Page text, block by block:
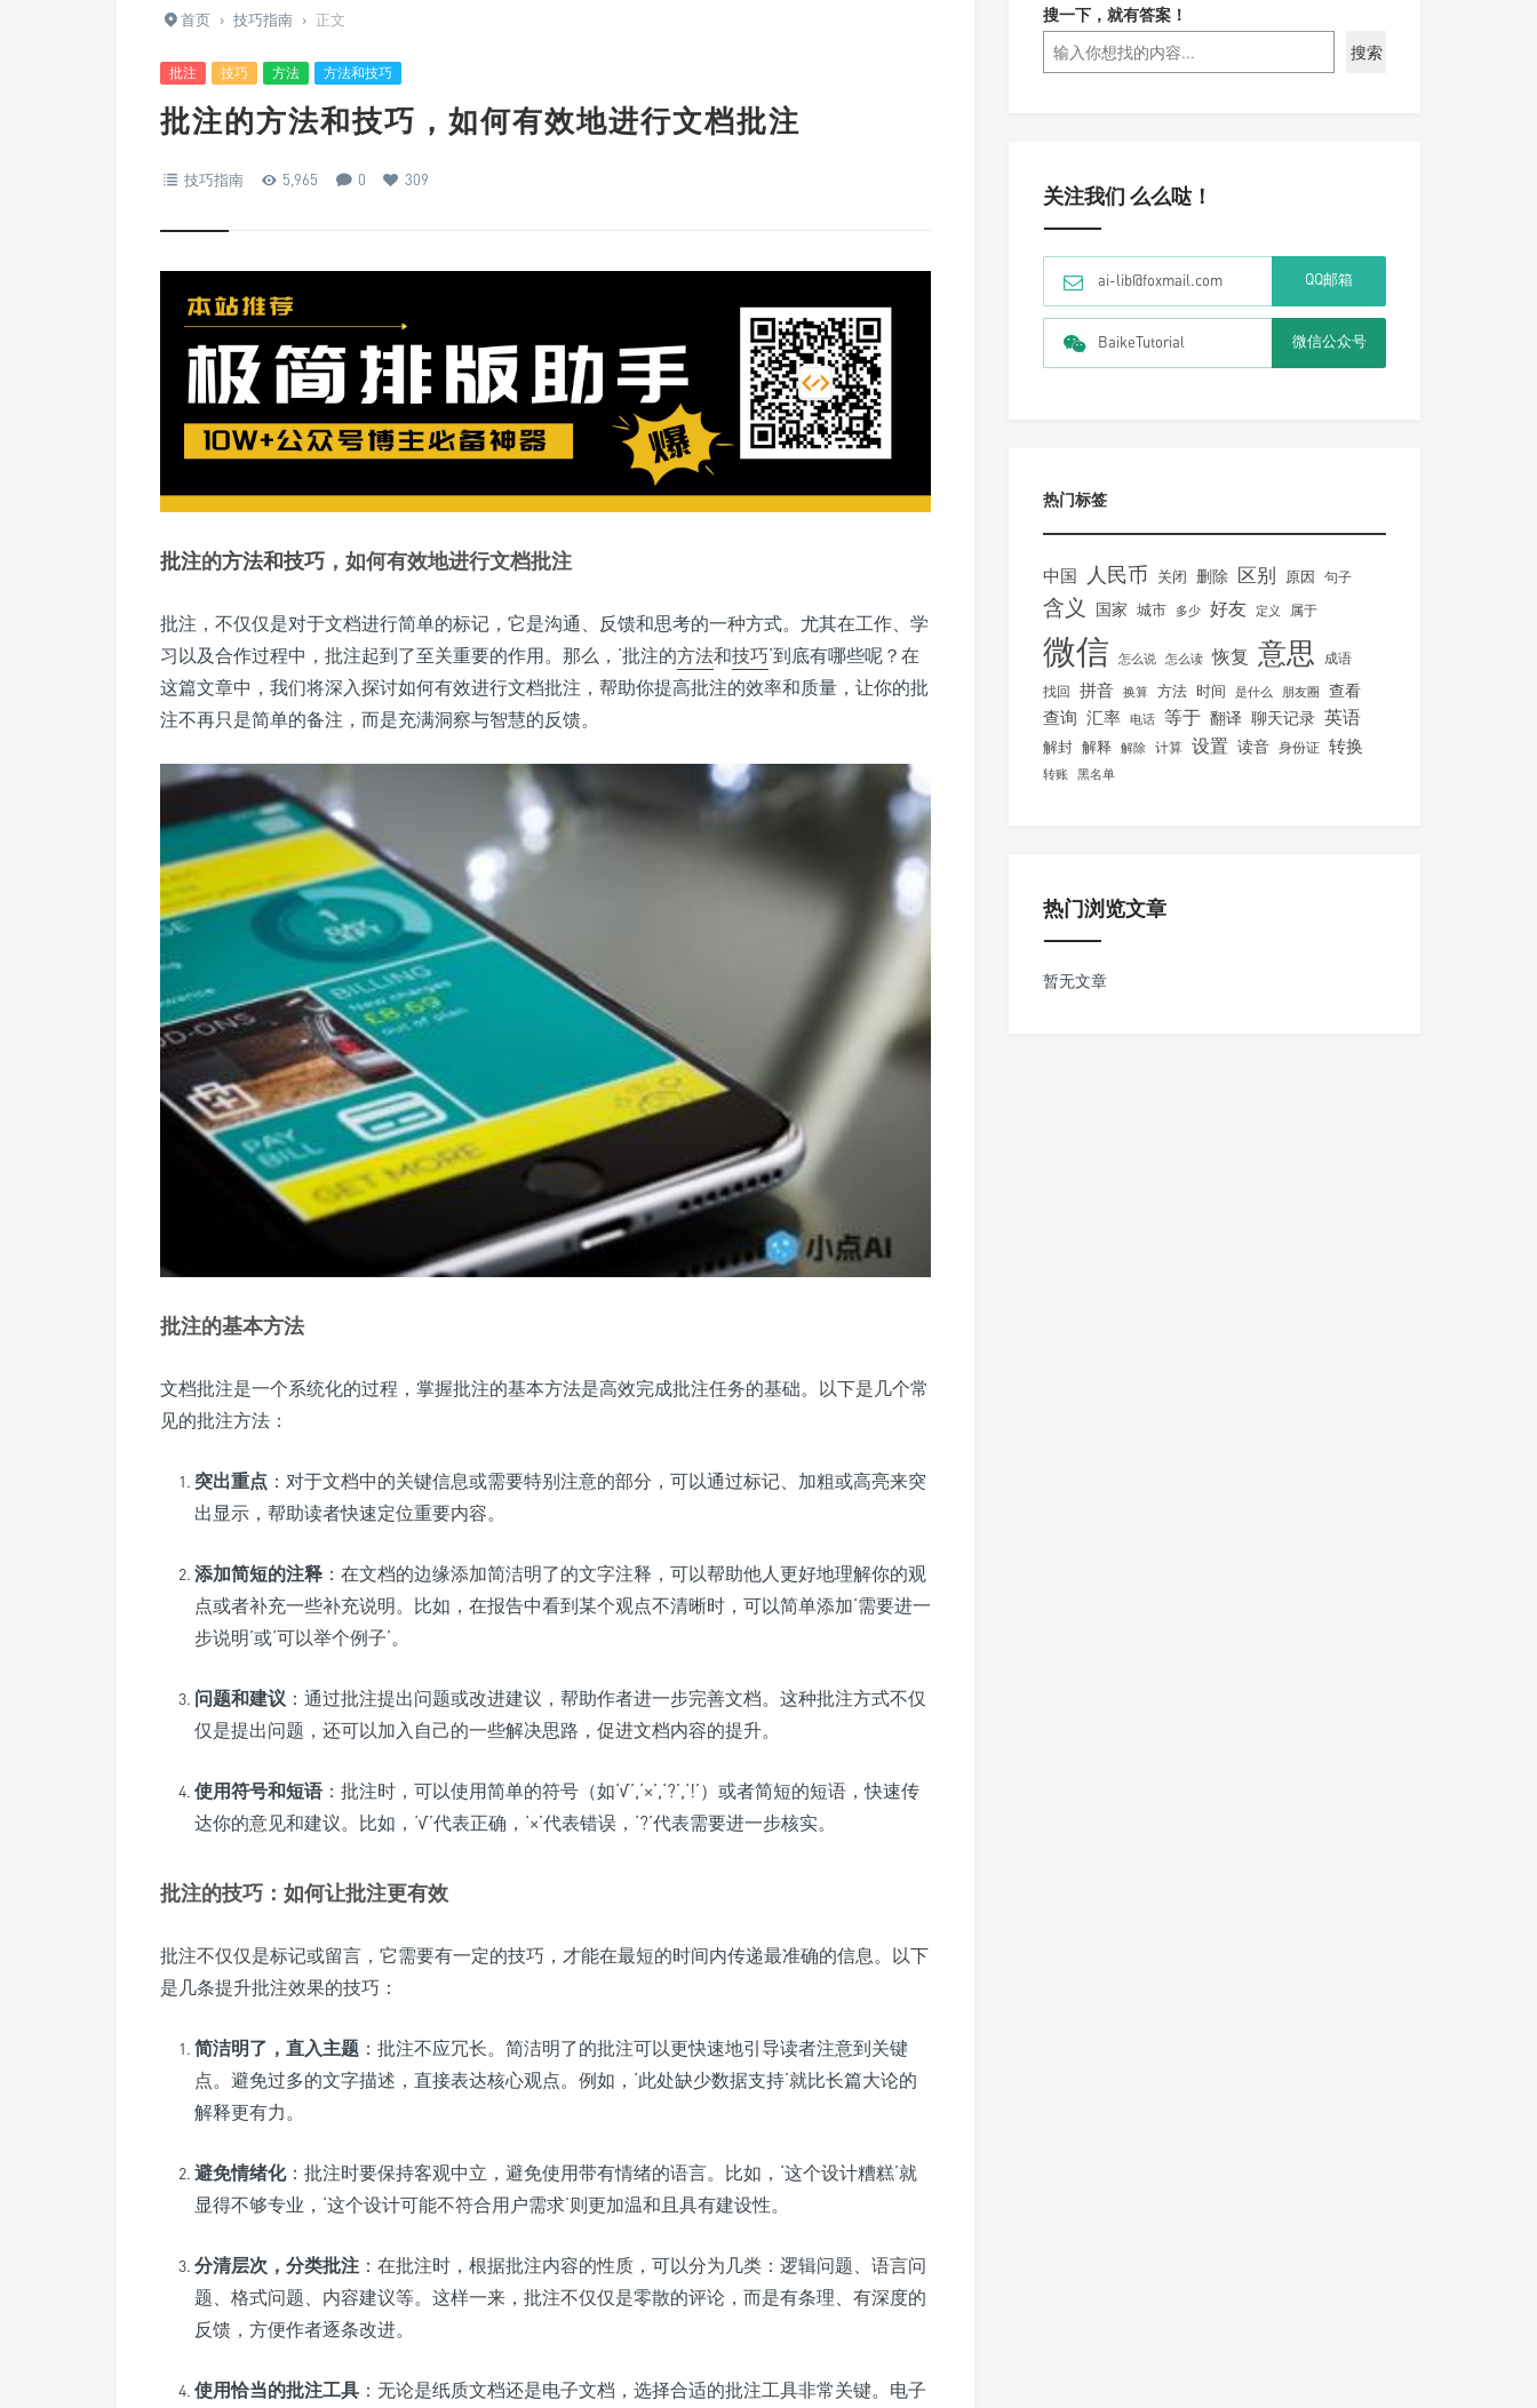
首页 › 技巧指南 › 正文
批注 技巧 方法 方法和技巧
批注的方法和技巧，如何有效地进行文档批注
技巧指南 5,965 0 309
批注的方法和技巧 ，如何有效地进行文档批注
批注，不仅仅是对于文档进行简单的标记，它是沟通、反馈和思考的一种方式。尤其在工作、学
习以及合作过程中，批注起到了至关重要的作用。那么，‘批注的方法和技巧’到底有哪些呢？在
这篇文章中，我们将深入探讨如何有效进行文档批注，帮助你提高批注的效率和质量，让你的批
注不再只是简单的备注，而是充满洞察与智慧的反馈。
批注的基本方法
文档批注是一个系统化的过程，掌握批注的基本方法是高效完成批注任务的基础。以下是几个常
见的批注方法：
突出重点 ：对于文档中的关键信息或需要特别注意的部分，可以通过标记、加粗或高亮来突
出显示，帮助读者快速定位重要内容。
添加简短的注释 ：在文档的边缘添加简洁明了的文字注释，可以帮助他人更好地理解你的观
点或者补充一些补充说明。比如，在报告中看到某个观点不清晰时，可以简单添加‘需要进一
步说明’或‘可以举个例子’。
问题和建议 ：通过批注提出问题或改进建议，帮助作者进一步完善文档。这种批注方式不仅
仅是提出问题，还可以加入自己的一些解决思路，促进文档内容的提升。
使用符号和短语 ：批注时，可以使用简单的符号（如‘√’,‘×’,‘?’,‘!’）或者简短的短语，快速传
达你的意见和建议。比如，‘√’代表正确，‘×’代表错误，‘?’代表需要进一步核实。
批注的技巧：如何让批注更有效
批注不仅仅是标记或留言，它需要有一定的技巧，才能在最短的时间内传递最准确的信息。以下
是几条提升批注效果的技巧：
简洁明了，直入主题 ：批注不应冗长。简洁明了的批注可以更快速地引导读者注意到关键
点。避免过多的文字描述，直接表达核心观点。例如，‘此处缺少数据支持’就比长篇大论的
解释更有力。
避免情绪化：批注时要保持客观中立，避免使用带有情绪的语言。比如，‘这个设计糟糕’就
显得不够专业，‘这个设计可能不符合用户需求’则更加温和且具有建设性。
分清层次，分类批注 ：在批注时，根据批注内容的性质，可以分为几类：逻辑问题、语言问
题、格式问题、内容建议等。这样一来，批注不仅仅是零散的评论，而是有条理、有深度的
反馈，方便作者逐条改进。
使用恰当的批注工具 ：无论是纸质文档还是电子文档，选择合适的批注工具非常关键。电子
搜一下，就有答案！
搜索
关注我们 么么哒！
ai-lib@foxmail.com QQ邮箱
BaikeTutorial 微信公众号
热门标签
中国 人民币 关闭 删除 区别 原因 句子
含义 国家 城市 多少 好友 定义 属于
微信 怎么说 怎么读 恢复 意思 成语
找回 拼音 换算 方法 时间 是什么 朋友圈 查看
查询 汇率 电话 等于 翻译 聊天记录 英语
解封 解释 解除 计算 设置 读音 身份证 转换
转账 黑名单
热门浏览文章
暂无文章